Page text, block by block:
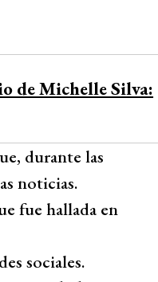
de Michelle Silva:
durante las
noticias.
fue hallada en
sociales.